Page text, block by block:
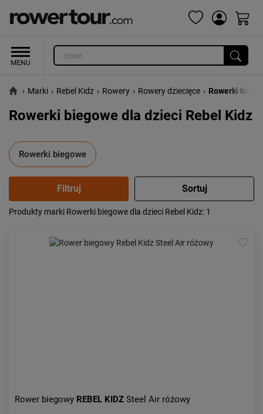
› Marki › Rebel Kidz › Rowery › Rowery dziecięce › Rowerki
Rowerki biegowe dla dzieci Rebel Kidz
Rowerki biegowe
Popularność:
od najwyższej
Produkty marki Rowerki biegowe dla dzieci Rebel Kidz: 1
Rower biegowy REBEL KIDZ Steel Air różowy